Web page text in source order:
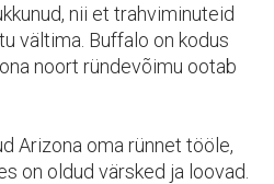
nii et trahviminuteid
vältima. Buffalo on kodus
noort ründevõimu ootab
Arizona oma rünnet tööle,
on oldud värsked ja loovad.